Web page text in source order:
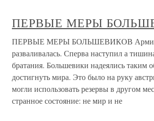
ПЕРВЫЕ МЕРЫ
ПЕРВЫЕ МЕРЫ БОЛЬШЕВИКОВ Армия
разваливалась. Сперва наступил а
братания. Большевики надеялись таким
достигнуть мира. Это было на руку
могли использовать резервы в другом
странное состояние: не мир и не